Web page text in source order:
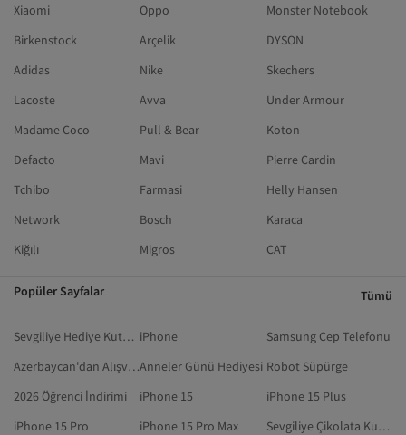
Xiaomi
Oppo
Monster Notebook
Birkenstock
Arçelik
DYSON
Adidas
Nike
Skechers
Lacoste
Avva
Under Armour
Madame Coco
Pull & Bear
Koton
Defacto
Mavi
Pierre Cardin
Tchibo
Farmasi
Helly Hansen
Network
Bosch
Karaca
Kiğılı
Migros CAT
Popüler Sayfalar Tümü
Sevgiliye Hediye Kutusu iPhone
Samsung Cep Telefonu
Azerbaycan'dan AlışverişAnneler Günü Hediyesi Robot Süpürge
2026 Öğrenci İndirimi
iPhone 15
iPhone 15 Plus
iPhone 15 Pro
iPhone 15 Pro Max
Sevgiliye Çikolata Kutusu